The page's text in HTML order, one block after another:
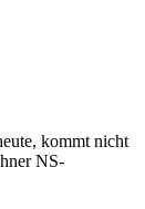
kommt nicht
NS-